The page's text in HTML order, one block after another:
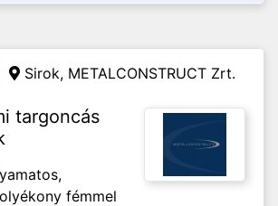
Sirok, METALCONSTRUCT Zrt.
targoncás
fémmel